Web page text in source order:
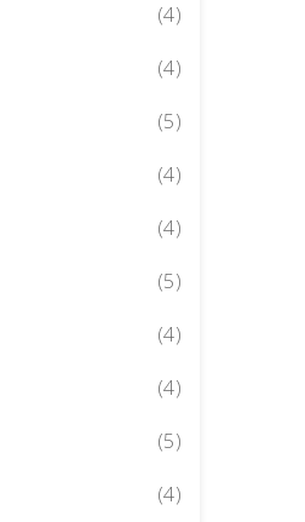
(4)
(4)
(5)
(4)
(4)
(5)
(4)
(4)
(5)
(4)